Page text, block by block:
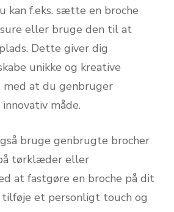
kan f.eks. sætte en broche
eller bruge den til at
Dette giver dig
unikke og kreative
med at du genbruger
måde.
bruge genbrugte brocher
tørklæder eller
at fastgøre en broche på dit
et personligt touch og